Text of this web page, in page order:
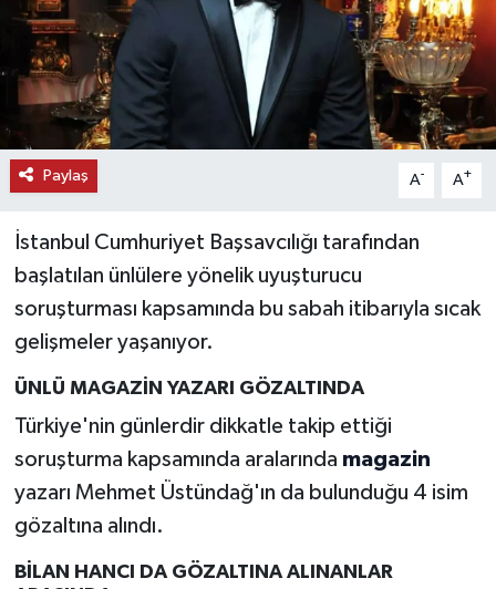
Paylaş A- A+
İstanbul Cumhuriyet Başsavcılığı tarafından
başlatılan ünlülere yönelik uyuşturucu
soruşturması kapsamında bu sabah itibarıyla sıcak
gelişmeler yaşanıyor.
ÜNLÜ MAGAZİN YAZARI GÖZALTINDA
Türkiye'nin günlerdir dikkatle takip ettiği
soruşturma kapsamında aralarında magazin
yazarı Mehmet Üstündağ'ın da bulunduğu 4 isim
gözaltına alındı.
BİLAN HANCI DA GÖZALTINA ALINANLAR
SPOR
TEKNOLOJİ
TİCARET
YAŞAM